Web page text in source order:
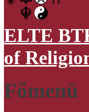
ELTE
of
Főmenü